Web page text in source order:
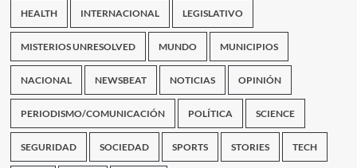
HEALTH INTERNACIONAL LEGISLATIVO
MISTERIOS UNRESOLVED MUNDO MUNICIPIOS
NACIONAL NEWSBEAT NOTICIAS OPINIÓN
PERIODISMO/COMUNICACIÓN POLÍTICA SCIENCE
SEGURIDAD SOCIEDAD SPORTS STORIES TECH